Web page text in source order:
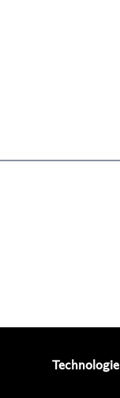
Technologie